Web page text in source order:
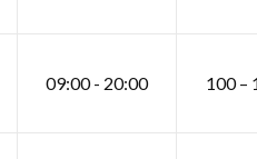
09:00 - 20:00 100 –